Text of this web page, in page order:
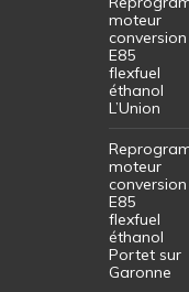
moteur
conversion
E85
flexfuel
éthanol
L’Union
moteur
conversion
E85
flexfuel
éthanol
Portet sur
Garonne